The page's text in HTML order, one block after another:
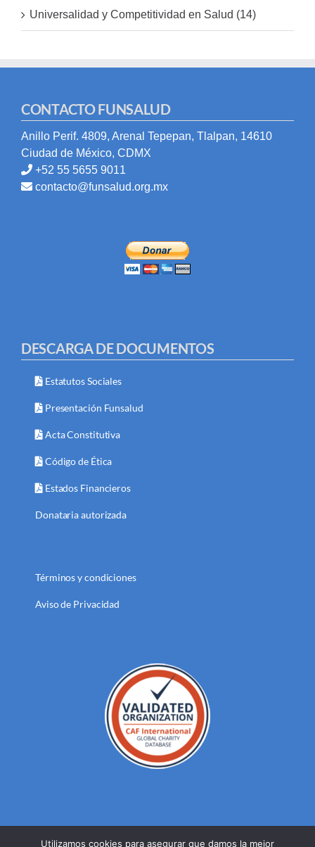
Universalidad y Competitividad en Salud (14)
CONTACTO FUNSALUD
Anillo Perif. 4809, Arenal Tepepan, Tlalpan, 14610
Ciudad de México, CDMX
+52 55 5655 9011
contacto@funsalud.org.mx
DESCARGA DE DOCUMENTOS
Estatutos Sociales
Presentación Funsalud
Acta Constitutiva
Código de Ética
Estados Financieros
Donataria autorizada
Términos y condiciones
Aviso de Privacidad
Utilizamos cookies para asegurar que damos la mejor